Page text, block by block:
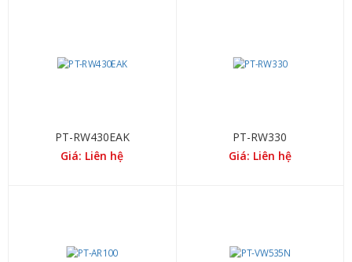
PT-RW430EAK
Giá: Liên hệ
PT-RW330
Giá: Liên hệ